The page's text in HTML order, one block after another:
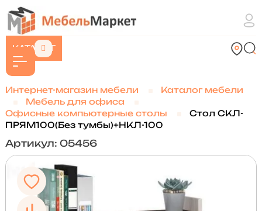
КАТАЛОГ
Интернет-магазин мебели
Каталог мебели
Мебель для офиса
Офисные компьютерные столы
Стол СКЛ-
ПРЯМ100(Без тумбы)+НКЛ-100
Артикул: 05456